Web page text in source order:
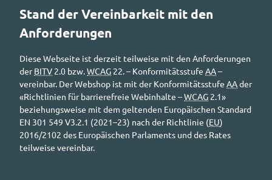
Stand der Vereinbarkeit mit den
Anforderungen
Diese Webseite ist derzeit teilweise mit den Anforderungen
derBITV 2.0 bzw.WCAG 22. – Konformitätsstufe AA–
vereinbar. Der Webshop ist mit der Konformitätsstufe AAder
«Richtlinien für barrierefreie Webinhalte –WCAG 2.1»
beziehungsweise mit dem geltenden Europäischen Standard
EN 301 549 V3.2.1 (2021–23) nach der Richtlinie (EU)
2016/2102 des Europäischen Parlaments und des Rates
teilweise vereinbar.